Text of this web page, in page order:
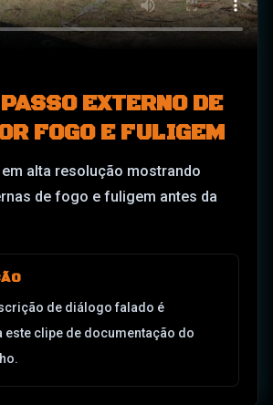
EXTERNO DE
FOGO E FULIGEM
alta resolução mostrando
de fogo e fuligem antes da
de diálogo falado é
este clipe de documentação do